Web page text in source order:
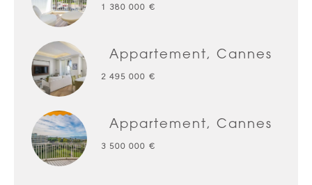
1 380 000 €
Appartement, Cannes
2 495 000 €
Appartement, Cannes
3 500 000 €